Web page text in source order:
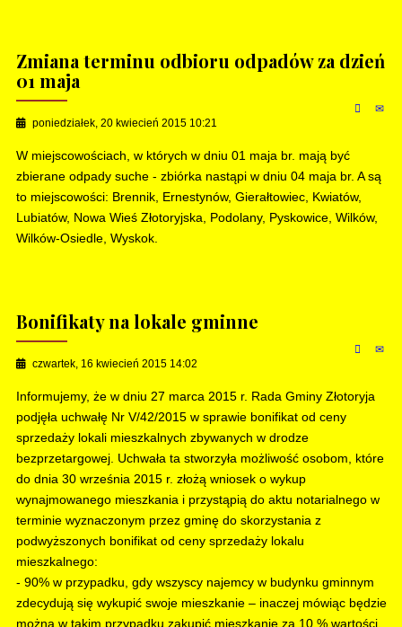
Zmiana terminu odbioru odpadów za dzień
01 maja
poniedziałek, 20 kwiecień 2015 10:21
W miejscowościach, w których w dniu 01 maja br. mają być
zbierane odpady suche - zbiórka nastąpi w dniu 04 maja br. A są
to miejscowości: Brennik, Ernestynów, Gierałtowiec, Kwiatów,
Lubiatów, Nowa Wieś Złotoryjska, Podolany, Pyskowice, Wilków,
Wilków-Osiedle, Wyskok.
Bonifikaty na lokale gminne
czwartek, 16 kwiecień 2015 14:02
Informujemy, że w dniu 27 marca 2015 r. Rada Gminy Złotoryja
podjęła uchwałę Nr V/42/2015 w sprawie bonifikat od ceny
sprzedaży lokali mieszkalnych zbywanych w drodze
bezprzetargowej. Uchwała ta stworzyła możliwość osobom, które
do dnia 30 września 2015 r. złożą wniosek o wykup
wynajmowanego mieszkania i przystąpią do aktu notarialnego w
terminie wyznaczonym przez gminę do skorzystania z
podwyższonych bonifikat od ceny sprzedaży lokalu
mieszkalnego:
- 90% w przypadku, gdy wszyscy najemcy w budynku gminnym
zdecydują się wykupić swoje mieszkanie – inaczej mówiąc będzie
można w takim przypadku zakupić mieszkanie za 10 % wartości,